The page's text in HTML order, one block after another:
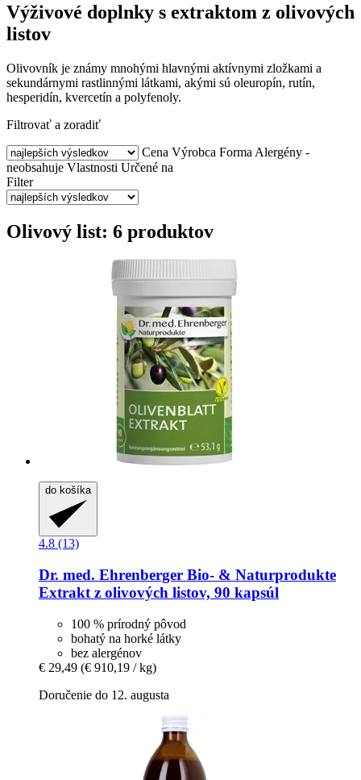
Výživové doplnky s extraktom z olivových
listov
Olivovník je známy mnohými hlavnými aktívnymi zložkami a
sekundárnymi rastlinnými látkami, akými sú oleuropín, rutín,
hesperidín, kvercetín a polyfenoly.
Filtrovať a zoradiť
Cena Výrobca Forma Alergény -
neobsahuje Vlastnosti Určené na
Filter
Olivový list: 6 produktov
do košíka
4.8 (13)
Dr. med. Ehrenberger Bio- & Naturprodukte
Extrakt z olivových listov, 90 kapsúl
100 % prírodný pôvod
bohatý na horké látky
bez alergénov
€ 29,49 (€ 910,19 / kg)
Doručenie do 12. augusta